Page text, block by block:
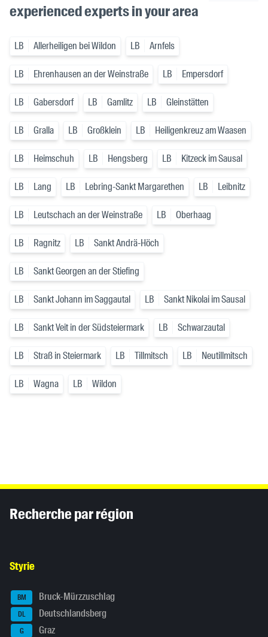
experienced experts in your area
LB Allerheiligen bei Wildon LB Arnfels
LB Ehrenhausen an der Weinstraße LB Empersdorf
LB Gabersdorf LB Gamlitz LB Gleinstätten
LB Gralla LB Großklein LB Heiligenkreuz am Waasen
LB Heimschuh LB Hengsberg LB Kitzeck im Sausal
LB Lang LB Lebring-Sankt Margarethen LB Leibnitz
LB Leutschach an der Weinstraße LB Oberhaag
LB Ragnitz LB Sankt Andrä-Höch
LB Sankt Georgen an der Stiefing
LB Sankt Johann im Saggautal LB Sankt Nikolai im Sausal
LB Sankt Veit in der Südsteiermark LB Schwarzautal
LB Straß in Steiermark LB Tillmitsch LB Neutillmitsch
LB Wagna LB Wildon
Recherche par région
Styrie
BM Bruck-Mürzzuschlag
DL Deutschlandsberg
G Graz